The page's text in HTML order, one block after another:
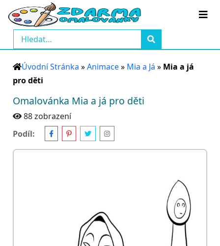
Úvodní Stránka »Animace» Mia a Já » Mia a já
pro děti
Omalovánka Mia a já pro děti
88 zobrazení
Podíl: